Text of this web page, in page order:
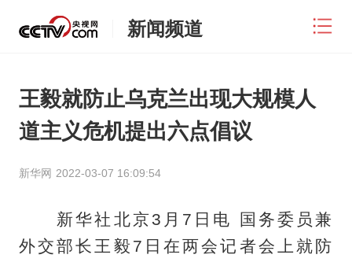
新闻频道
王毅就防止乌克兰出现大规模人
道主义危机提出六点倡议
新华网 2022-03-07 16:09:54
新华社北京3月7日电 国务委员兼
外交部长王毅7日在两会记者会上就防